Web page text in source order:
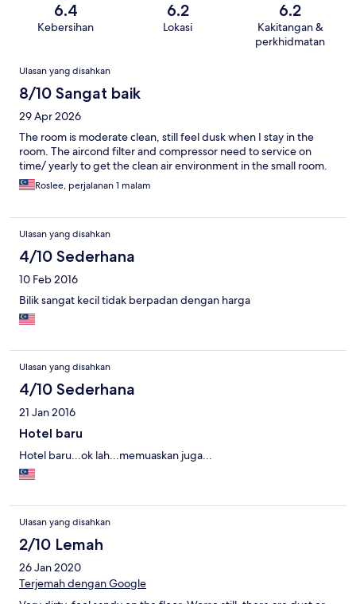
6.4
Kebersihan
6.2
Lokasi
6.2
Kakitangan &
perkhidmatan
Ulasan
Ulasan yang disahkan
8/10 Sangat baik
29 Apr 2026
The room is moderate clean, still feel dusk when I stay in the
room. The aircond filter and compressor need to service on
time/ yearly to get the clean air environment in the small room.
Roslee, perjalanan 1 malam
Ulasan yang disahkan
4/10 Sederhana
10 Feb 2016
Bilik sangat kecil tidak berpadan dengan harga
Ulasan yang disahkan
4/10 Sederhana
21 Jan 2016
Hotel baru
Hotel baru...ok lah...memuaskan juga...
Ulasan yang disahkan
2/10 Lemah
26 Jan 2020
Terjemah dengan Google